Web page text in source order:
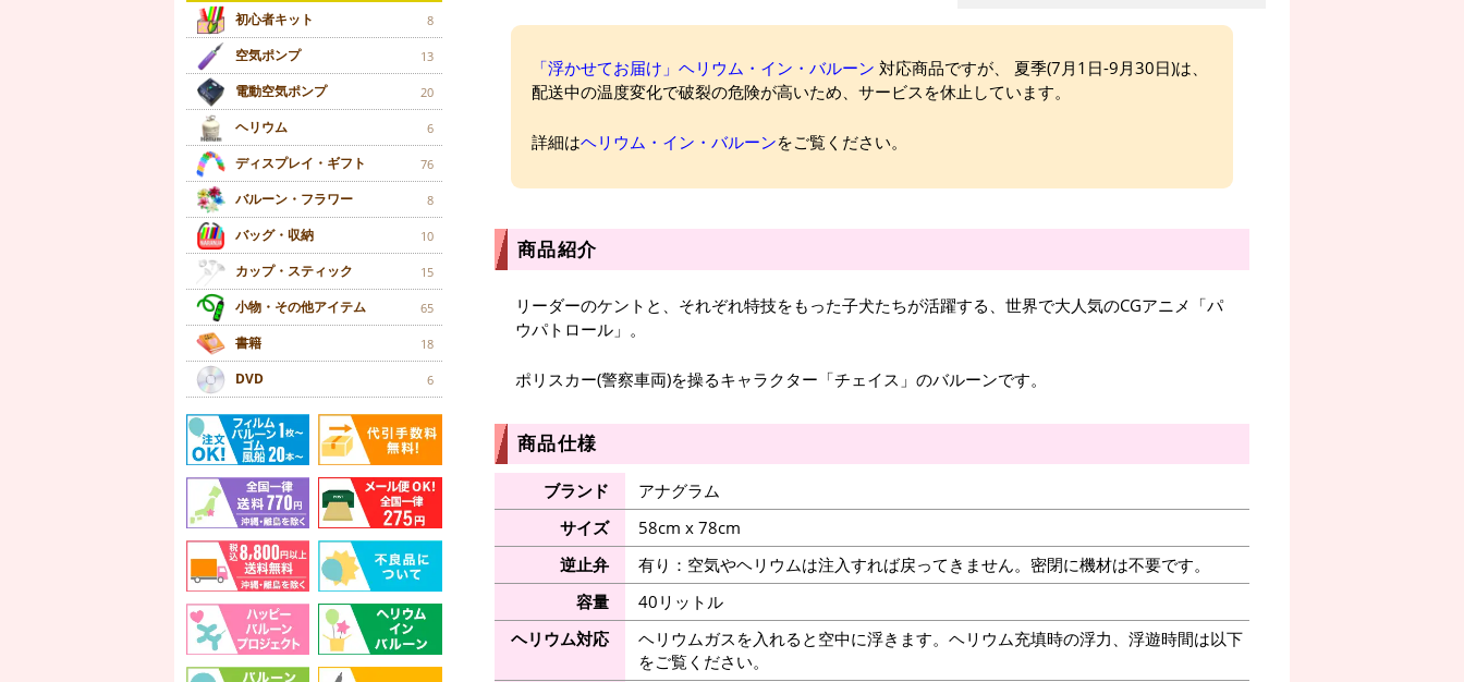
初心者キット 8
空気ポンプ 13
電動空気ポンプ 20
ヘリウム 6
ディスプレイ・ギフト 76
バルーン・フラワー 8
バッグ・収納 10
カップ・スティック 15
小物・その他アイテム 65
書籍 18
DVD 6
「浮かせてお届け」ヘリウム・イン・バルーン 対応商品ですが、 夏季(7月1日-9月30日)は、
配送中の温度変化で破裂の危険が高いため、サービスを休止しています。
詳細はヘリウム・イン・バルーンをご覧ください。
商品紹介
リーダーのケントと、それぞれ特技をもった子犬たちが活躍する、世界で大人気のCGアニメ「パ
ウパトロール」。
ポリスカー(警察車両)を操るキャラクター「チェイス」のバルーンです。
商品仕様
ブランド
アナグラム
サイズ
58cm x 78cm
逆止弁
有り：空気やヘリウムは注入すれば戻ってきません。密閉に機材は不要です。
容量
40リットル
ヘリウム対応
ヘリウムガスを入れると空中に浮きます。ヘリウム充填時の浮力、浮遊時間は以下
をご覧ください。